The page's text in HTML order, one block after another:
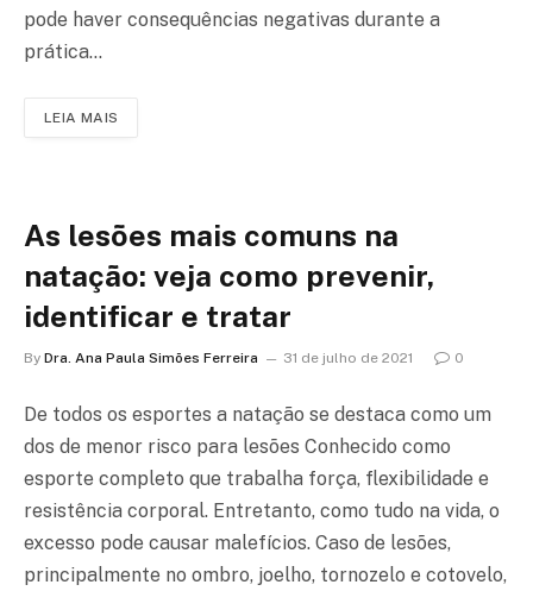
pode haver consequências negativas durante a
prática…
LEIA MAIS
As lesões mais comuns na
natação: veja como prevenir,
identificar e tratar
By Dra. Ana Paula Simões Ferreira 31 de julho de 2021 0
De todos os esportes a natação se destaca como um
dos de menor risco para lesões Conhecido como
esporte completo que trabalha força, flexibilidade e
resistência corporal. Entretanto, como tudo na vida, o
excesso pode causar malefícios. Caso de lesões,
principalmente no ombro, joelho, tornozelo e cotovelo,